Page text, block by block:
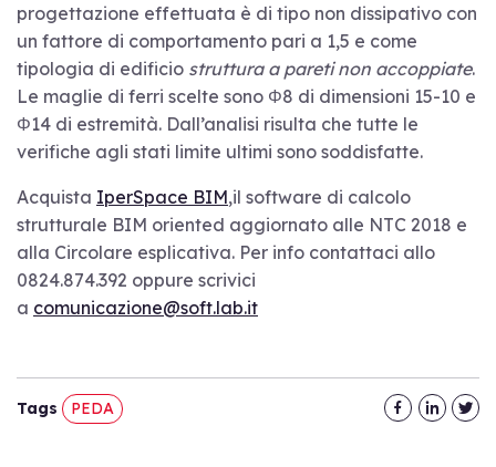
progettazione effettuata è di tipo non dissipativo con
un fattore di comportamento pari a 1,5 e come
tipologia di edificio struttura a pareti non accoppiate.
Le maglie di ferri scelte sono Φ8 di dimensioni 15-10 e
Φ14 di estremità. Dall’analisi risulta che tutte le
verifiche agli stati limite ultimi sono soddisfatte.
Acquista IperSpace BIM,il software di calcolo
strutturale BIM oriented aggiornato alle NTC 2018 e
alla Circolare esplicativa. Per info contattaci allo
0824.874.392 oppure scrivici
a comunicazione@soft.lab.it
Tags PEDA